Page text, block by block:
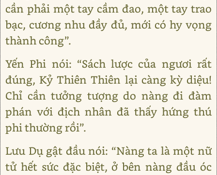
cần phải một tay cầm đao, một tay trao
bạc, cương nhu đầy đủ, mới có hy vọng
thành công”.
Yến Phi nói: “Sách lược của ngươi rất
đúng, Kỷ Thiên Thiên lại càng kỳ diệu!
Chỉ cần tưởng tượng do nàng đi đàm
phán với địch nhân đã thấy hứng thú
phi thường rồi”.
Lưu Dụ gật đầu nói: “Nàng ta là một nữ
tử hết sức đặc biệt, ở bên nàng đầu óc